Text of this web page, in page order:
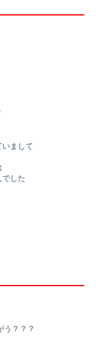
まして
でした
う？？？